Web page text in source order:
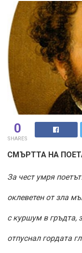
0
SHARES
СМЪРТТА НА
За чест умря
оклеветен от зла
с куршум в гръдта,
отпуснал гордата